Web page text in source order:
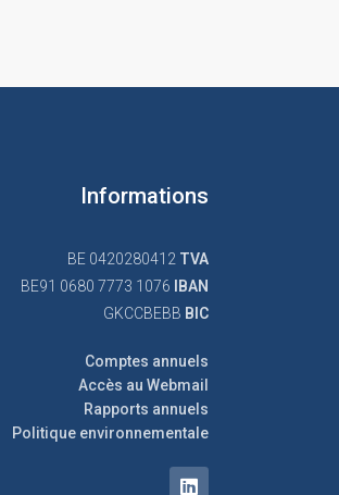
Informations
BE 0420280412 TVA
BE91 0680 7773 1076
IBAN
GKCCBEBB BIC
Comptes annuels
Accès au Webmail
Rapports annuels
Politique environnementale